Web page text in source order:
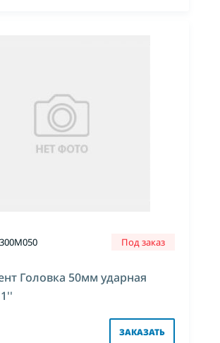
Под заказ
Головка 50мм ударная
ЗАКАЗАТЬ